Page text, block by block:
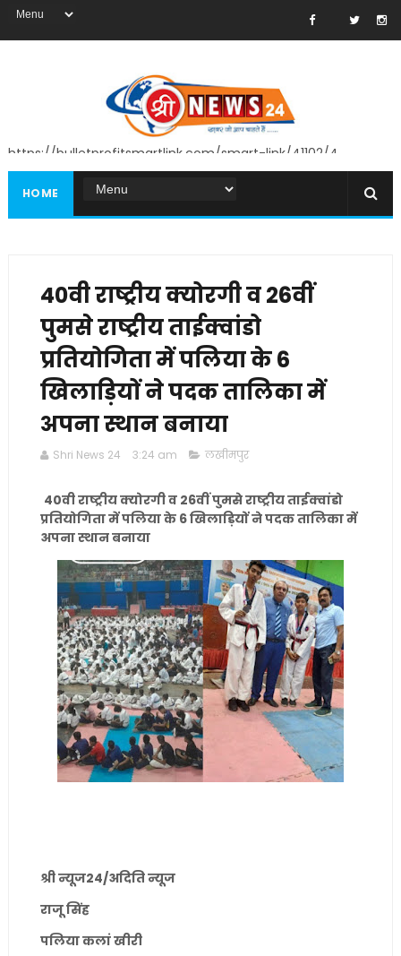
https://bulletprofitsmartlink.com/smart-link/41102/4
HOME
40वी राष्ट्रीय क्योरगी व 26वीं
पुमसे राष्ट्रीय ताईक्वांडो
प्रतियोगिता में पलिया के 6
खिलाड़ियों ने पदक तालिका में
अपना स्थान बनाया
Shri News 24 3:24 am लखीमपुर
40वी राष्ट्रीय क्योरगी व 26वीं पुमसे राष्ट्रीय ताईक्वांडो
प्रतियोगिता में पलिया के 6 खिलाड़ियों ने पदक तालिका में
अपना स्थान बनाया
श्री न्यूज24/अदिति न्यूज
राजू सिंह
पलिया कलां खीरी